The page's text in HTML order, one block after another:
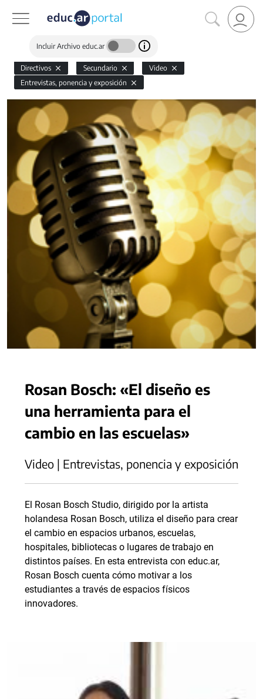
Incluir Archivo educ.ar
Directivos Secundario
Video
Entrevistas, ponencia y exposición
Rosan Bosch: «El diseño es
una herramienta para el
cambio en las escuelas»
Video | Entrevistas, ponencia y exposición
El Rosan Bosch Studio, dirigido por la artista
holandesa Rosan Bosch, utiliza el diseño para crear
el cambio en espacios urbanos, escuelas,
hospitales, bibliotecas o lugares de trabajo en
distintos países. En esta entrevista con educ.ar,
Rosan Bosch cuenta cómo motivar a los
estudiantes a través de espacios físicos
innovadores.